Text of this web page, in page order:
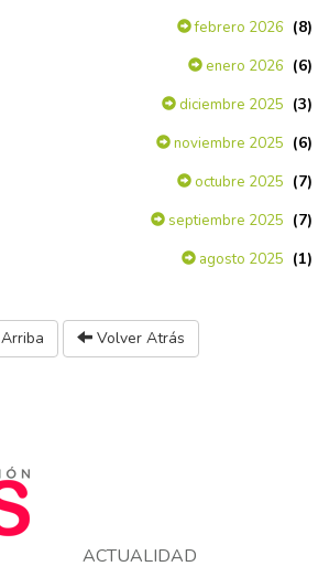
febrero 2026 (8)
enero 2026 (6)
diciembre 2025 (3)
noviembre 2025 (6)
octubre 2025 (7)
septiembre 2025 (7)
agosto 2025 (1)
Arriba Volver Atrás
ACTUALIDAD